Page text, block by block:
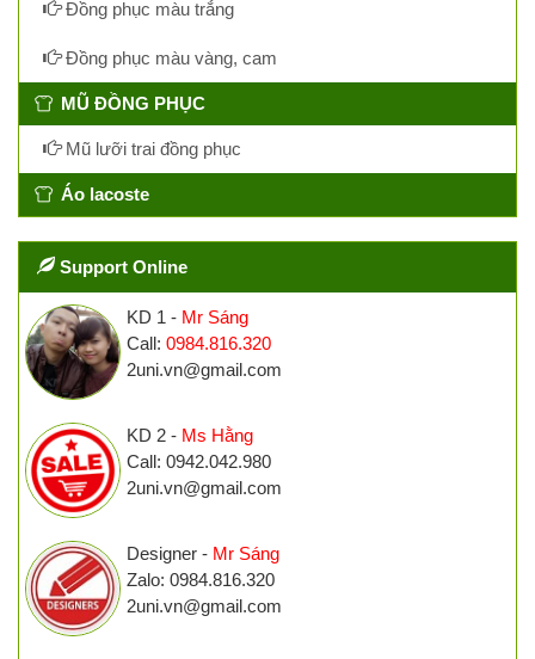
Đồng phục màu trắng
Đồng phục màu vàng, cam
MŨ ĐỒNG PHỤC
Mũ lưỡi trai đồng phục
Áo lacoste
Support Online
KD 1 - Mr Sáng
Call: 0984.816.320
2uni.vn@gmail.com
KD 2 - Ms Hằng
Call: 0942.042.980
2uni.vn@gmail.com
Designer - Mr Sáng
Zalo: 0984.816.320
2uni.vn@gmail.com